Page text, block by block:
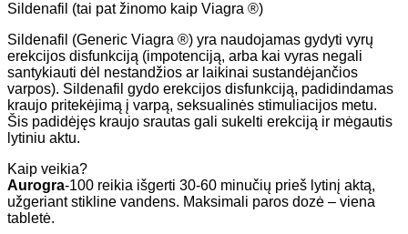
Sildenafil (tai pat žinomo kaip Viagra ®)
Sildenafil (Generic Viagra ®) yra naudojamas gydyti vyrų
erekcijos disfunkciją (impotenciją, arba kai vyras negali
santykiauti dėl nestandžios ar laikinai sustandėjančios
varpos). Sildenafil gydo erekcijos disfunkciją, padidindamas
kraujo pritekėjimą į varpą, seksualinės stimuliacijos metu.
Šis padidėjęs kraujo srautas gali sukelti erekciją ir mėgautis
lytiniu aktu.
Kaip veikia?
Aurogra-100 reikia išgerti 30-60 minučių prieš lytinį aktą,
užgeriant stikline vandens. Maksimali paros dozė – viena
tabletė.